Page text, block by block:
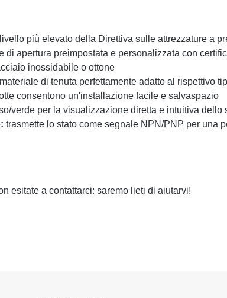
più elevato della Direttiva sulle attrezzature a
di apertura preimpostata e personalizzata con
inossidabile o ottone
di tenuta perfettamente adatto al rispettivo
consentono un'installazione facile e salvaspazio
verde per la visualizzazione diretta e intuitiva dello
trasmette lo stato come segnale NPN/PNP per una
esitate a contattarci: saremo lieti di aiutarvi!